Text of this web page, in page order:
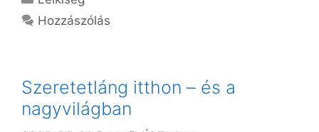
Hozzászólás
Szeretetláng itthon – és a
nagyvilágban